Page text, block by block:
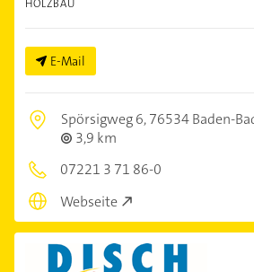
HOLZBAU
E-Mail
Spörsigweg 6,76534 Baden-
3,9 km
07221 3 71 86-0
Webseite